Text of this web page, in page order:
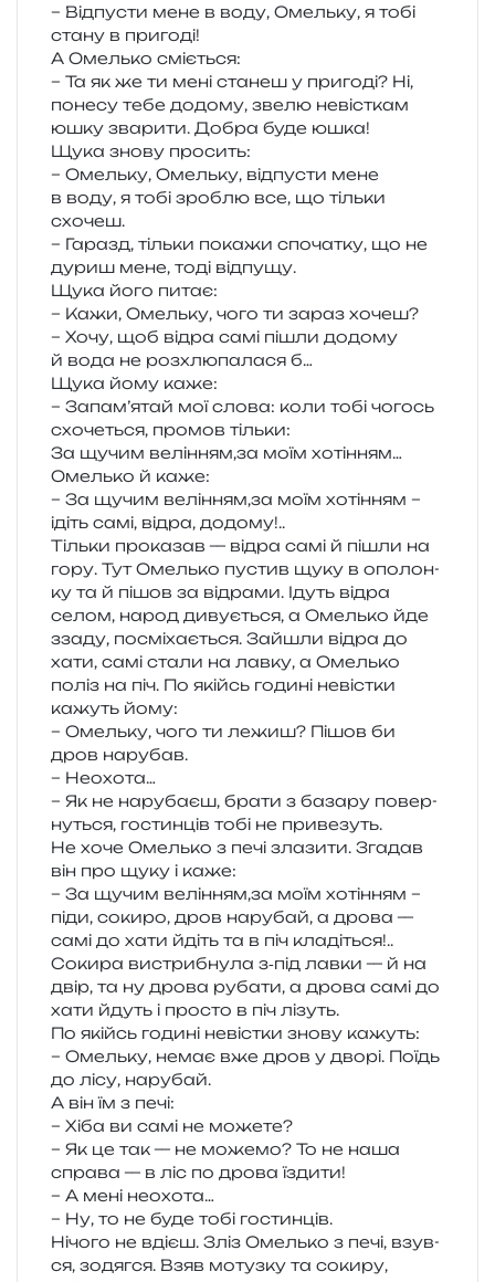
– Відпусти мене в воду, Омельку, я тобі
стану в пригоді!
А Омелько сміється:
– Та як же ти мені ста­неш у при­го­ді? Ні,
поне­су тебе додо­му, звелю невіс­ткам
юшку зва­ри­ти. Добра буде юшка!
Щука знову просить:
– Омельку, Омельку, від­пу­сти мене
в воду, я тобі зро­блю все, що тіль­ки
схочеш.
– Гаразд, тіль­ки пока­жи спо­ча­тку, що не
дуриш мене, тоді відпущу.
Щука його питає:
– Кажи, Омельку, чого ти зараз хочеш?
– Хочу, щоб відра самі пішли додо­му
й вода не роз­хлю­па­ла­ся б…
Щука йому каже:
– Запам’ятай мої слова: коли тобі чогось
схо­че­ться, про­мов тільки:
За щучим велінням,за моїм хотінням…
Омелько й каже:
– За щучим велінням,за моїм хоті­н­ням –
ідіть самі, відра, додому!..
Тільки про­ка­зав — відра самі й пішли на
гору. Тут Омелько пустив щуку в опо­лон­
ку та й пішов за від­ра­ми. Ідуть відра
селом, народ диву­є­ться, а Омелько йде
ззаду, посмі­ха­є­ться. Зайшли відра до
хати, самі стали на лавку, а Омелько
поліз на піч. По якійсь годи­ні невіс­тки
кажуть йому:
– Омельку, чого ти лежиш? Пішов би
дров нарубав.
– Неохота…
– Як не нару­ба­єш, брати з база­ру повер­
ну­ться, гостин­ців тобі не привезуть.
Не хоче Омелько з печі зла­зи­ти. Згадав
він про щуку і каже:
– За щучим велінням,за моїм хоті­н­ням –
піди, соки­ро, дров нару­бай, а дрова —
самі до хати йдіть та в піч кладіться!..
Сокира вистри­бну­ла з‑під лавки — й на
двір, та ну дрова руба­ти, а дрова самі до
хати йдуть і про­сто в піч лізуть.
По якійсь годи­ні невіс­тки знову кажуть:
– Омельку, немає вже дров у дворі. Поїдь
до лісу, нарубай.
А він їм з печі:
– Хіба ви самі не можете?
– Як це так — не може­мо? То не наша
спра­ва — в ліс по дрова їздити!
– А мені неохота…
– Ну, то не буде тобі гостинців.
Нічого не вдієш. Зліз Омелько з печі, взув­
ся, зодяг­ся. Взяв мотуз­ку та соки­ру,